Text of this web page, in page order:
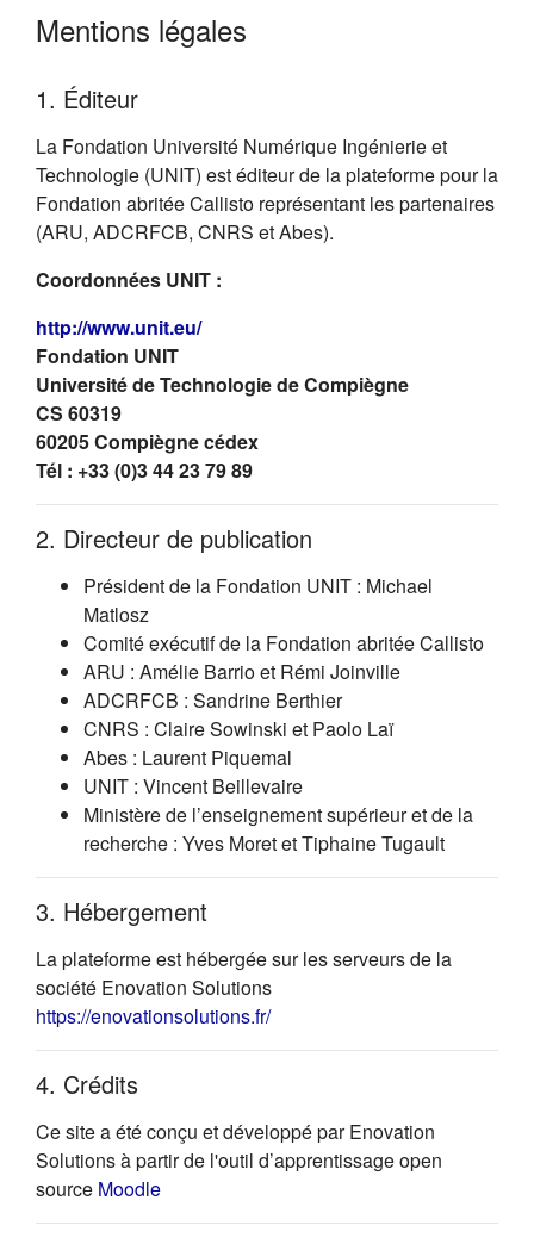
Mentions légales
1. Éditeur
La Fondation Université Numérique Ingénierie et
Technologie (UNIT) est éditeur de la plateforme pour la
Fondation abritée Callisto représentant les partenaires
(ARU, ADCRFCB, CNRS et Abes).
Coordonnées UNIT :
http://www.unit.eu/(s'ouvre dans un nouvel onglet)
Fondation UNIT
Université de Technologie de Compiègne
CS 60319
60205 Compiègne cédex
Tél : +33 (0)3 44 23 79 89
2. Directeur de publication
Président de la Fondation UNIT : Michael
Matlosz
Comité exécutif de la Fondation abritée Callisto
ARU : Amélie Barrio et Rémi Joinville
ADCRFCB : Sandrine Berthier
CNRS : Claire Sowinski et Paolo Laï
Abes : Laurent Piquemal
UNIT : Vincent Beillevaire
Ministère de l’enseignement supérieur et de la
recherche : Yves Moret et Tiphaine Tugault
3. Hébergement
La plateforme est hébergée sur les serveurs de la
société Enovation Solutions
https://enovationsolutions.fr/(s'ouvre dans un nouvel onglet)
4. Crédits
Ce site a été conçu et développé par Enovation
Solutions à partir de l'outil d’apprentissage open
source Moodle(s'ouvre dans un nouvel onglet)